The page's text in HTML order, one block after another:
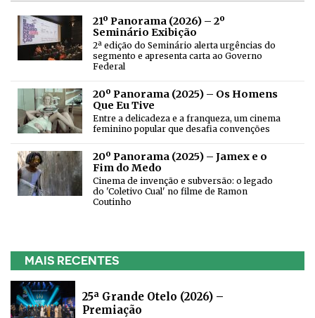
21º Panorama (2026) – 2º
Seminário Exibição
2ª edição do Seminário alerta urgências do
segmento e apresenta carta ao Governo
Federal
20º Panorama (2025) – Os Homens
Que Eu Tive
Entre a delicadeza e a franqueza, um cinema
feminino popular que desafia convenções
20º Panorama (2025) – Jamex e o
Fim do Medo
Cinema de invenção e subversão: o legado
do 'Coletivo Cual' no filme de Ramon
Coutinho
MAIS RECENTES
25ª Grande Otelo (2026) –
Premiação